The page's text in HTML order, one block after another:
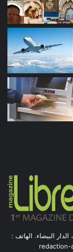
26 ،شارع مرس السلطان ،الطابق الأول ، الشقة 3 ، الدار البيضاء. الهاتف :